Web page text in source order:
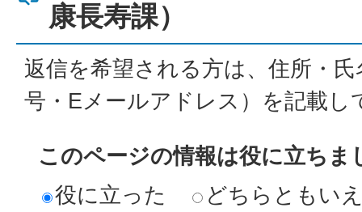
康長寿課）
返信を希望される方は、住所・
号・Eメールアドレス）を記載し
このページの情報は役に立ちま
役に立った
どちらともい